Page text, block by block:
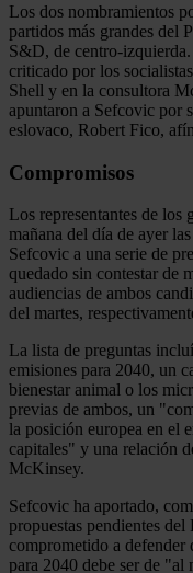
Los dos nombramientos
partidos más grandes del
S&D, de centro-
criticado por los
Shell y en la consultora
apuntaron a Sefcovic por
eslovaco, Robert Fico,
Compromisos
Los representantes de los
mañana del día de ayer
Sefcovic a una serie de
quedado sin contestar de
audiencias de ambos
del martes,
La lista de preguntas
emisiones para 2040, un
bienestar animal o los
previas de ambos, un
la posición europea en el
capitales" y una relación
McKinsey.
Sefcovic ha aportado,
propuestas pendientes
comprometido a
para 2040 debe ser de "al